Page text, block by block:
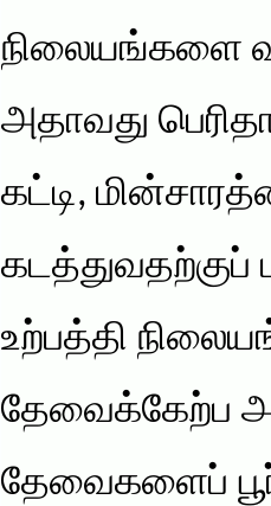
நிலையங்களை
அதாவது
கட்டி,
கடத்துவதற்குப்
உற்பத்தி
தேவைக்கேற்ப
தேவைகளைப்